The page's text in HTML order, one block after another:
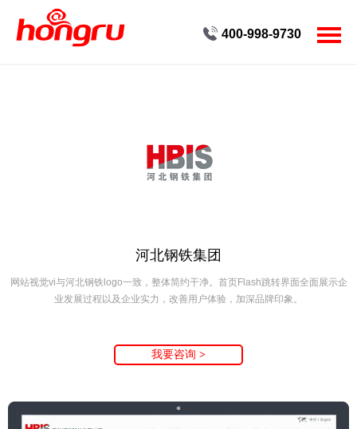
400-998-9730
河北钢铁集团
网站视觉vi与河北钢铁logo一致，整体简约干净。首页Flash跳转界面全面展示企
业发展过程以及企业实力，改善用户体验，加深品牌印象。
我要咨询 >